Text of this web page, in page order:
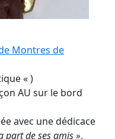
Montres de
« )
AU sur le bord
avec une dédicace
part de ses amis »,